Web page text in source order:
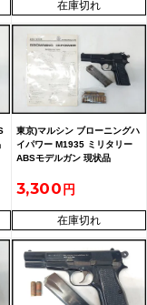
在庫切れ
東京)マルシン ブローニングハ
イパワー M1935 ミリタリー
ABSモデルガン 現状品
3,300
在庫切れ